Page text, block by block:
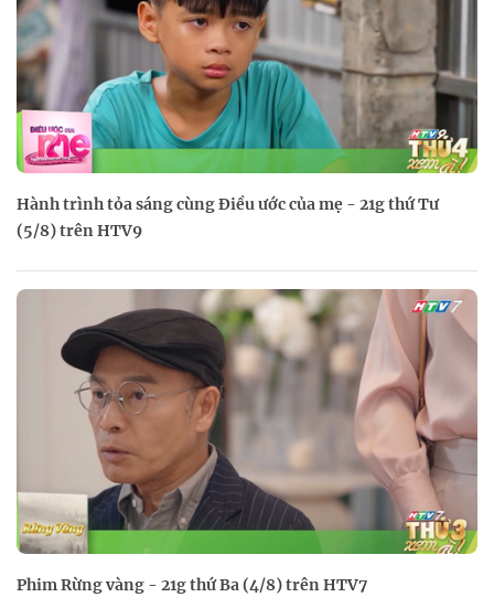
Hành trình tỏa sáng cùng Điều ước của mẹ - 21g thứ Tư
(5/8) trên HTV9
Phim Rừng vàng - 21g thứ Ba (4/8) trên HTV7